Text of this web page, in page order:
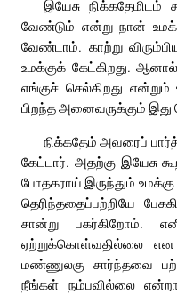
இயேசு நிக்கதேமிடம்
வேண்டும் என்று நான்
வேண்டாம். காற்று
உமக்குக் கேட்கிறது. ஆனால்
எங்குச் செல்கிறது
பிறந்த அனைவருக்கும் இது
நிக்கதேம் அவரைப்
கேட்டார். அதற்கு இயேசு
போதகராய் இருந்தும்
தெரிந்ததைப்பற்றியே
சான்று பகர்கிறோம்.
ஏற்றுக்கொள்வதில்லை என
மண்ணுலகு சார்ந்தவை
நீங்கள் நம்பவில்லை